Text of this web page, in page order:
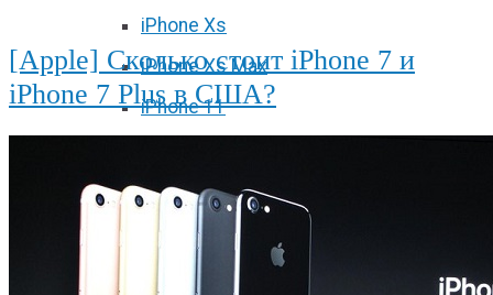
iPhone Xs
iPhone Xs Max
iPhone 11
iPhone 11 Pro Max
iPhone 12 mini
iPhone 12
[Apple] Сколько стоит iPhone 7 и
iPhone 7 Plus в США?